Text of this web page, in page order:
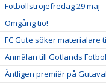
Fotbollströjefredag 29 maj
Omgång tio!
FC Gute söker materialare
Anmälan till Gotlands
Äntligen premiär på